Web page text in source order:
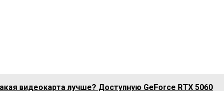
видеокарта лучше? Доступную GeForce RTX 5060